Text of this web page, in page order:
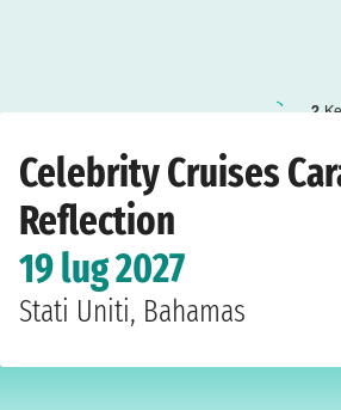
2
Celebrity Cruises
Reflection
19 lug 2027
Stati Uniti, Bahamas